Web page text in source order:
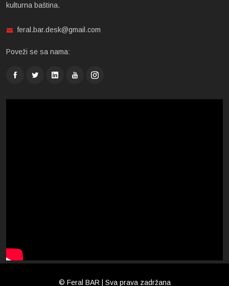
kulturna baština.
feral.bar.desk@gmail.com
Poveži se sa nama:
© Feral BAR | Sva prava zadržana